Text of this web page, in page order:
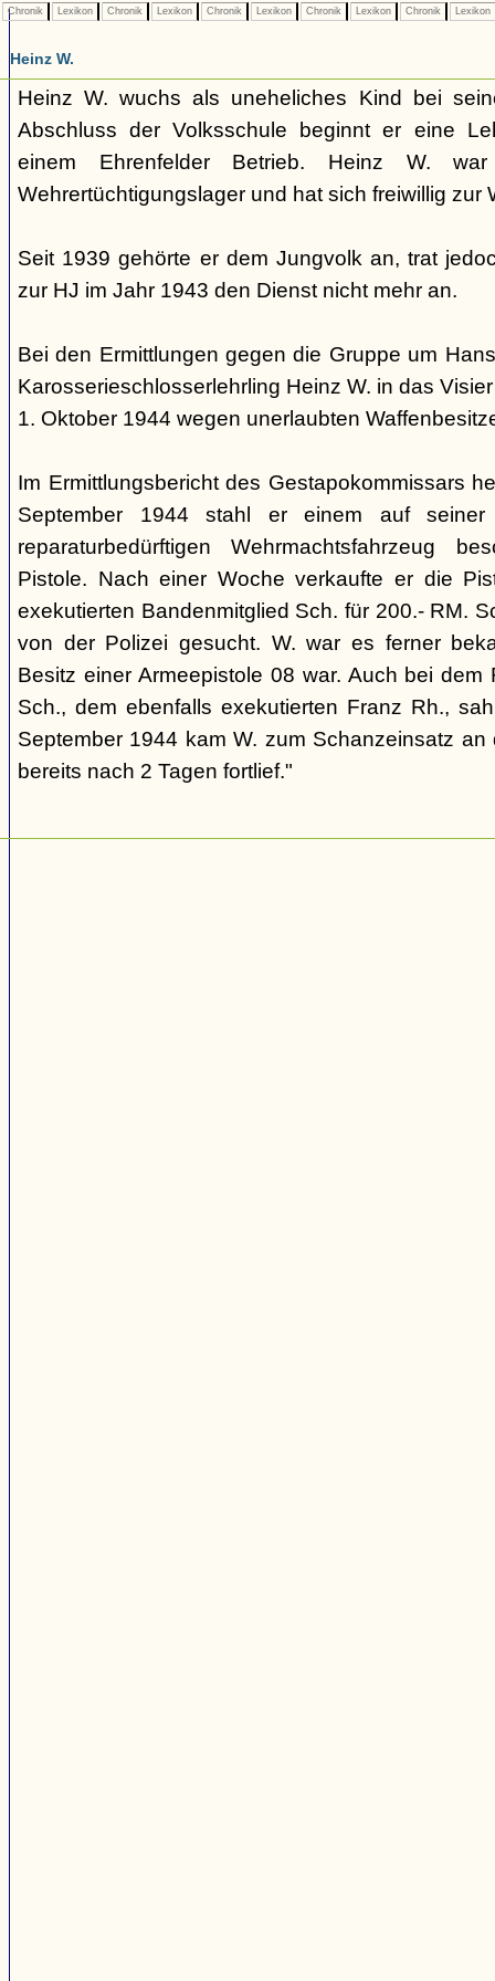
Chronik Lexikon Chronik Lexikon Chronik Lexikon Chronik Lexikon Chronik Lexikon
Heinz W.
Heinz W. wuchs als uneheliches Kind bei
Abschluss der Volksschule beginnt er eine
einem Ehrenfelder Betrieb. Heinz W.
Wehrertüchtigungslager und hat sich freiwillig zur
Seit 1939 gehörte er dem Jungvolk an, trat
zur HJ im Jahr 1943 den Dienst nicht mehr an.
Bei den Ermittlungen gegen die Gruppe um
Karosserieschlosserlehrling Heinz W. in das
1. Oktober 1944 wegen unerlaubten
Im Ermittlungsbericht des Gestapokommissars
September 1944 stahl er einem auf seiner
reparaturbedürftigen Wehrmachtsfahrzeug
Pistole. Nach einer Woche verkaufte er die
exekutierten Bandenmitglied Sch. für 200.- RM.
von der Polizei gesucht. W. war es ferner
Besitz einer Armeepistole 08 war. Auch bei
Sch., dem ebenfalls exekutierten Franz Rh.,
September 1944 kam W. zum Schanzeinsatz
bereits nach 2 Tagen fortlief."